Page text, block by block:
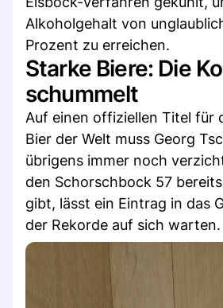
Alkoholgehalt von
Prozent zu erreichen.
Starke Biere: Die
schummelt
Auf einen offiziellen Titel für
Bier der Welt muss Georg
übrigens immer noch
den Schorschbock 57
gibt, lässt ein Eintrag in das
der Rekorde auf sich warten.